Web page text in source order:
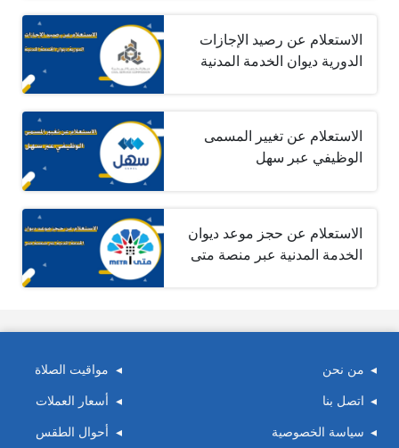
الاستعلام عن رصيد الإجازات
الدورية ديوان الخدمة المدنية
الاستعلام عن تغيير المسمى
الوظيفي عبر سهل
الاستعلام عن حجز موعد ديوان
الخدمة المدنية عبر منصة متى
من نحن
اتصل بنا
سياسة الخصوصية
مواقيت الصلاة
أسعار العملات
أحوال الطقس